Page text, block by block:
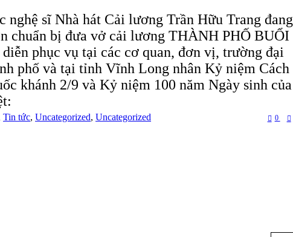
nghệ sĩ Nhà hát Cải lương Trần Hữu Trang đang
chuẩn bị đưa vở cải lương THÀNH PHỐ BUỔI
phục vụ tại các cơ quan, đơn vị, trường đại
phố và tại tỉnh Vĩnh Long nhân Kỷ niệm Cách
khánh 2/9 và Kỷ niệm 100 năm Ngày sinh của
Tin tức, Uncategorized, Uncategorized 0